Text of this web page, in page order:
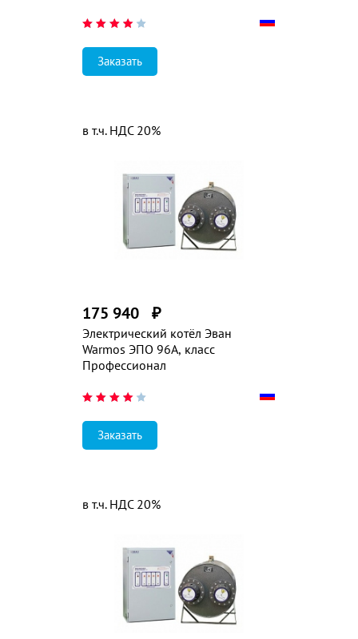
Заказать
Электрический котёл Эван
Warmos ЭПО 96А, класс
Профессионал
175 940 ₽
в т.ч. НДС 20%
Заказать
в т.ч. НДС 20%